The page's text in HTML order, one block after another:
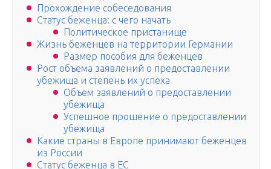
Прохождение собеседования
Статус беженца: с чего начать
Политическое пристанище
Жизнь беженцев на территории Германии
Размер пособия для беженцев
Рост объема заявлений о предоставлении
убежища и степень их успеха
Объем заявлений о предоставлении
убежища
Успешное прошение о предоставлении
убежища
Какие страны в Европе принимают беженцев
из России
Статус беженца в ЕС